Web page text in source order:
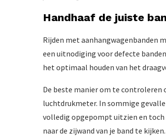
Handhaaf de juiste
Rijden met aanhangwagenbanden
een uitnodiging voor defecte
het optimaal houden van het
De beste manier om te controleren
luchtdrukmeter. In sommige
volledig opgepompt uitzien en toch
naar de zijwand van je band te kijken.